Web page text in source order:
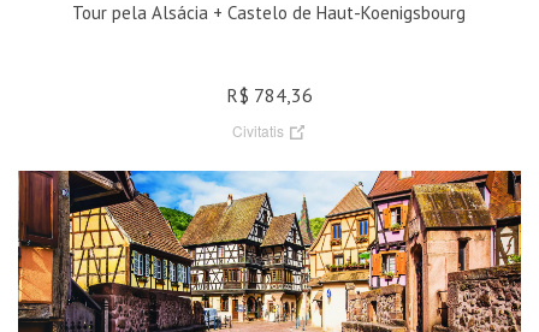
Tour pela Alsácia + Castelo de Haut-Koenigsbourg
R$ 784,36
Civitatis